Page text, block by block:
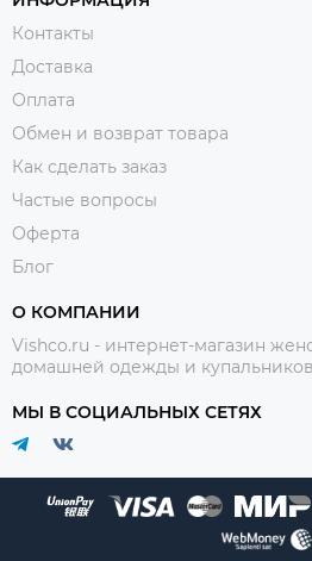
Контакты
Доставка
Оплата
Обмен и возврат товара
Как сделать заказ
Частые вопросы
Оферта
Блог
О КОМПАНИИ
Vishco.ru - интернет-магазин
домашней одежды и купальников
МЫ В СОЦИАЛЬНЫХ СЕТЯХ